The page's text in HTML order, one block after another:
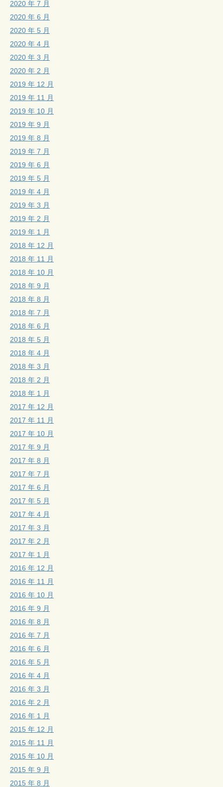
2020 年 7 月
2020 年 6 月
2020 年 5 月
2020 年 4 月
2020 年 3 月
2020 年 2 月
2019 年 12 月
2019 年 11 月
2019 年 10 月
2019 年 9 月
2019 年 8 月
2019 年 7 月
2019 年 6 月
2019 年 5 月
2019 年 4 月
2019 年 3 月
2019 年 2 月
2019 年 1 月
2018 年 12 月
2018 年 11 月
2018 年 10 月
2018 年 9 月
2018 年 8 月
2018 年 7 月
2018 年 6 月
2018 年 5 月
2018 年 4 月
2018 年 3 月
2018 年 2 月
2018 年 1 月
2017 年 12 月
2017 年 11 月
2017 年 10 月
2017 年 9 月
2017 年 8 月
2017 年 7 月
2017 年 6 月
2017 年 5 月
2017 年 4 月
2017 年 3 月
2017 年 2 月
2017 年 1 月
2016 年 12 月
2016 年 11 月
2016 年 10 月
2016 年 9 月
2016 年 8 月
2016 年 7 月
2016 年 6 月
2016 年 5 月
2016 年 4 月
2016 年 3 月
2016 年 2 月
2016 年 1 月
2015 年 12 月
2015 年 11 月
2015 年 10 月
2015 年 9 月
2015 年 8 月